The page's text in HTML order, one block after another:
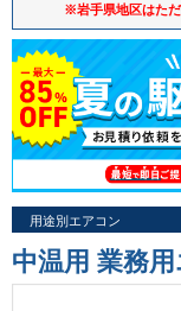
※岩手県地区はただ
用途別エアコン
中温用 業務